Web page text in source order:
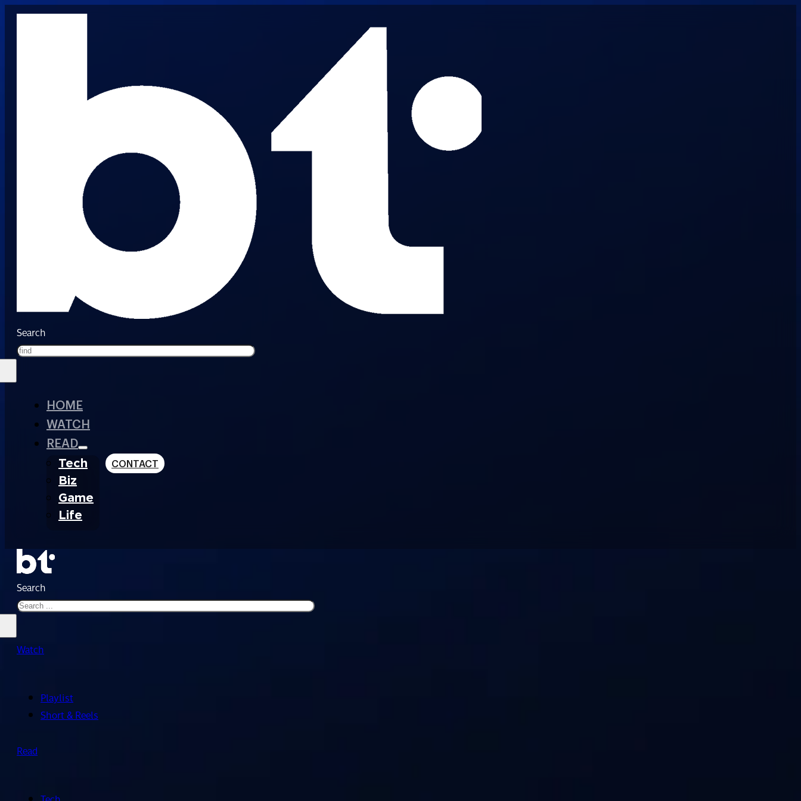
Search
HOME
WATCH
READ
Tech
Biz
Game
Life
CONTACT
Search
Watch
Playlist
Short & Reels
Read